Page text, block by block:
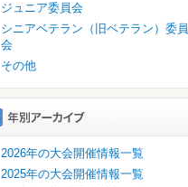
ジュニア委員会
シニアベテラン（旧ベテラン）委員
会
その他
2026年の大会開催情報一覧
2025年の大会開催情報一覧